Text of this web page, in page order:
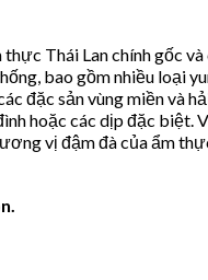
Thái Lan chính gốc
bao gồm nhiều loại
đặc sản vùng miền và
hoặc các dịp đặc biệt.
vị đậm đà của ẩm